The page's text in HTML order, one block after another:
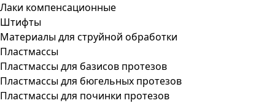
Лаки компенсационные
Штифты
Материалы для струйной обработки
Пластмассы
Пластмассы для базисов протезов
Пластмассы для бюгельных протезов
Пластмассы для починки протезов